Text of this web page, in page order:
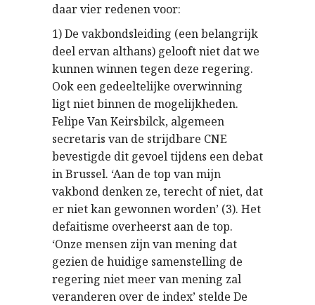
daar vier redenen voor:
1) De vakbondsleiding (een belangrijk
deel ervan althans) gelooft niet dat we
kunnen winnen tegen deze regering.
Ook een gedeeltelijke overwinning
ligt niet binnen de mogelijkheden.
Felipe Van Keirsbilck, algemeen
secretaris van de strijdbare CNE
bevestigde dit gevoel tijdens een debat
in Brussel. ‘Aan de top van mijn
vakbond denken ze, terecht of niet, dat
er niet kan gewonnen worden’ (3). Het
defaitisme overheerst aan de top.
‘Onze mensen zijn van mening dat
gezien de huidige samenstelling de
regering niet meer van mening zal
veranderen over de index’ stelde De